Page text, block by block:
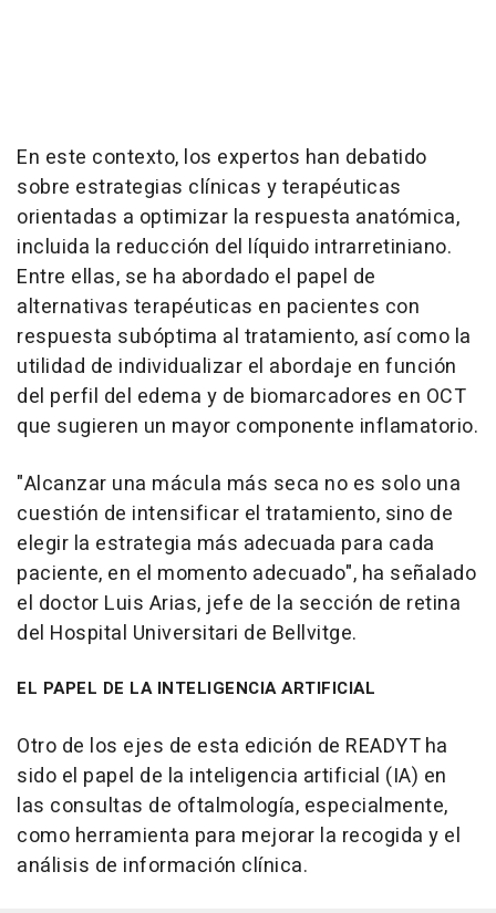
En este contexto, los expertos han debatido
sobre estrategias clínicas y terapéuticas
orientadas a optimizar la respuesta anatómica,
incluida la reducción del líquido intrarretiniano.
Entre ellas, se ha abordado el papel de
alternativas terapéuticas en pacientes con
respuesta subóptima al tratamiento, así como la
utilidad de individualizar el abordaje en función
del perfil del edema y de biomarcadores en OCT
que sugieren un mayor componente inflamatorio.
"Alcanzar una mácula más seca no es solo una
cuestión de intensificar el tratamiento, sino de
elegir la estrategia más adecuada para cada
paciente, en el momento adecuado", ha señalado
el doctor Luis Arias, jefe de la sección de retina
del Hospital Universitari de Bellvitge.
EL PAPEL DE LA INTELIGENCIA ARTIFICIAL
Otro de los ejes de esta edición de READYT ha
sido el papel de la inteligencia artificial (IA) en
las consultas de oftalmología, especialmente,
como herramienta para mejorar la recogida y el
análisis de información clínica.